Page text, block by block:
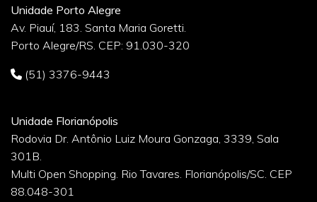
Unidade Porto Alegre
Av. Piauí, 183. Santa Maria Goretti.
Porto Alegre/RS. CEP: 91.030-320
(51) 3376-9443
Unidade Florianópolis
Rodovia Dr. Antônio Luiz Moura Gonzaga, 3339, Sala
301B.
Multi Open Shopping. Rio Tavares. Florianópolis/SC. CEP
88.048-301